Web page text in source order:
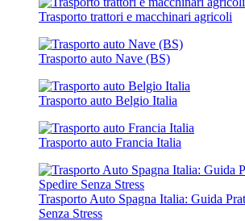
Trasporto trattori e macchinari agricoli
Trasporto auto Nave (BS)
Trasporto auto Belgio Italia
Trasporto auto Francia Italia
Trasporto Auto Spagna Italia: Guida
Senza Stress